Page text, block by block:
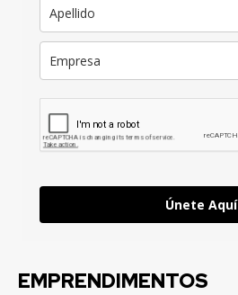
Únete Aquí
EMPRENDIMENTOS